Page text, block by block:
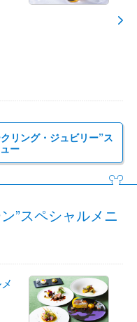
リング・ジュビリー”ス
ー
”スペシャルメニ